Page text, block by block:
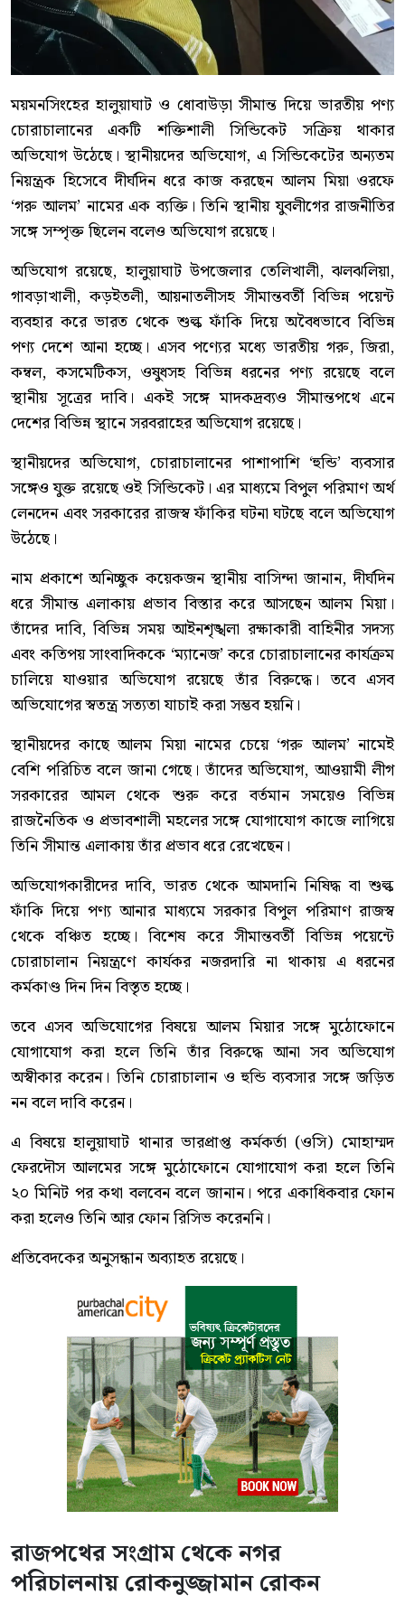
ময়মনসিংহের হালুয়াঘাট ও ধোবাউড়া সীমান্ত দিয়ে ভারতীয় পণ্য
চোরাচালানের একটি শক্তিশালী সিন্ডিকেট সক্রিয় থাকার
অভিযোগ উঠেছে। স্থানীয়দের অভিযোগ, এ সিন্ডিকেটের অন্যতম
নিয়ন্ত্রক হিসেবে দীর্ঘদিন ধরে কাজ করছেন আলম মিয়া ওরফে
‘গরু আলম’ নামের এক ব্যক্তি। তিনি স্থানীয় যুবলীগের রাজনীতির
সঙ্গে সম্পৃক্ত ছিলেন বলেও অভিযোগ রয়েছে।
অভিযোগ রয়েছে, হালুয়াঘাট উপজেলার তেলিখালী, ঝলঝলিয়া,
গাবড়াখালী, কড়ইতলী, আয়নাতলীসহ সীমান্তবর্তী বিভিন্ন পয়েন্ট
ব্যবহার করে ভারত থেকে শুল্ক ফাঁকি দিয়ে অবৈধভাবে বিভিন্ন
পণ্য দেশে আনা হচ্ছে। এসব পণ্যের মধ্যে ভারতীয় গরু, জিরা,
কম্বল, কসমেটিকস, ওষুধসহ বিভিন্ন ধরনের পণ্য রয়েছে বলে
স্থানীয় সূত্রের দাবি। একই সঙ্গে মাদকদ্রব্যও সীমান্তপথে এনে
দেশের বিভিন্ন স্থানে সরবরাহের অভিযোগ রয়েছে।
স্থানীয়দের অভিযোগ, চোরাচালানের পাশাপাশি ‘হুন্ডি’ ব্যবসার
সঙ্গেও যুক্ত রয়েছে ওই সিন্ডিকেট। এর মাধ্যমে বিপুল পরিমাণ অর্থ
লেনদেন এবং সরকারের রাজস্ব ফাঁকির ঘটনা ঘটছে বলে অভিযোগ
উঠেছে।
নাম প্রকাশে অনিচ্ছুক কয়েকজন স্থানীয় বাসিন্দা জানান, দীর্ঘদিন
ধরে সীমান্ত এলাকায় প্রভাব বিস্তার করে আসছেন আলম মিয়া।
তাঁদের দাবি, বিভিন্ন সময় আইনশৃঙ্খলা রক্ষাকারী বাহিনীর সদস্য
এবং কতিপয় সাংবাদিককে ‘ম্যানেজ’ করে চোরাচালানের কার্যক্রম
চালিয়ে যাওয়ার অভিযোগ রয়েছে তাঁর বিরুদ্ধে। তবে এসব
অভিযোগের স্বতন্ত্র সত্যতা যাচাই করা সম্ভব হয়নি।
স্থানীয়দের কাছে আলম মিয়া নামের চেয়ে ‘গরু আলম’ নামেই
বেশি পরিচিত বলে জানা গেছে। তাঁদের অভিযোগ, আওয়ামী লীগ
সরকারের আমল থেকে শুরু করে বর্তমান সময়েও বিভিন্ন
রাজনৈতিক ও প্রভাবশালী মহলের সঙ্গে যোগাযোগ কাজে লাগিয়ে
তিনি সীমান্ত এলাকায় তাঁর প্রভাব ধরে রেখেছেন।
অভিযোগকারীদের দাবি, ভারত থেকে আমদানি নিষিদ্ধ বা শুল্ক
ফাঁকি দিয়ে পণ্য আনার মাধ্যমে সরকার বিপুল পরিমাণ রাজস্ব
থেকে বঞ্চিত হচ্ছে। বিশেষ করে সীমান্তবর্তী বিভিন্ন পয়েন্টে
চোরাচালান নিয়ন্ত্রণে কার্যকর নজরদারি না থাকায় এ ধরনের
কর্মকাণ্ড দিন দিন বিস্তৃত হচ্ছে।
তবে এসব অভিযোগের বিষয়ে আলম মিয়ার সঙ্গে মুঠোফোনে
যোগাযোগ করা হলে তিনি তাঁর বিরুদ্ধে আনা সব অভিযোগ
অস্বীকার করেন। তিনি চোরাচালান ও হুন্ডি ব্যবসার সঙ্গে জড়িত
নন বলে দাবি করেন।
এ বিষয়ে হালুয়াঘাট থানার ভারপ্রাপ্ত কর্মকর্তা (ওসি) মোহাম্মদ
ফেরদৌস আলমের সঙ্গে মুঠোফোনে যোগাযোগ করা হলে তিনি
২০ মিনিট পর কথা বলবেন বলে জানান। পরে একাধিকবার ফোন
করা হলেও তিনি আর ফোন রিসিভ করেননি।
প্রতিবেদকের অনুসন্ধান অব্যাহত রয়েছে।
রাজপথের সংগ্রাম থেকে নগর
পরিচালনায় রোকনুজ্জামান রোকন